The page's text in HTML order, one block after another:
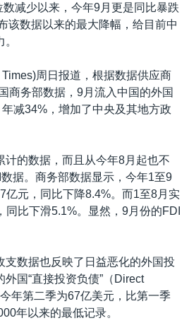
数减少以来，今年9月更是同比暴跌
该数据以来的最大降幅，给目前中
周日报道，根据数据供应商
商务部数据，9月流入中国的外国
减34%，增加了中央及其地方政
计的数据，而且从今年8月起也不
据。商务部数据显示，今年1至9
亿元，同比下降8.4%。而1至8月实
同比下滑5.1%。显然，9月份的FDI
支数据也反映了日益恶化的外国投
国“直接投资负债”（Direct
年第二季为67亿美元，比第一季
年以来的最低记录。